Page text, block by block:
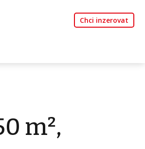
Chci inzerovat
m²,